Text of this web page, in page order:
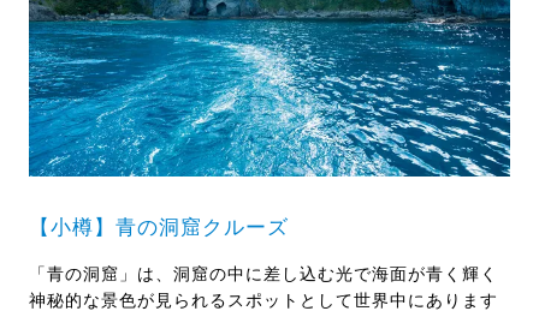
【小樽】青の洞窟クルーズ
「青の洞窟」は、洞窟の中に差し込む光で海面が青く輝く
神秘的な景色が見られるスポットとして世界中にあります